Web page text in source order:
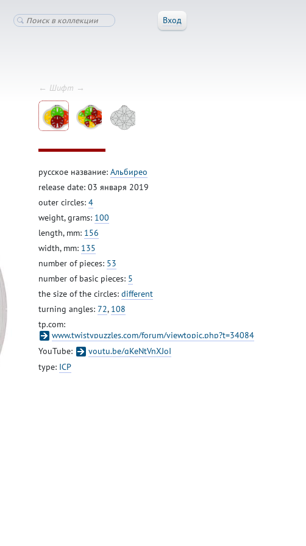
Вход
← Шифт →
русское название: Альбирео
release date: 03 января 2019
outer circles: 4
weight, grams: 100
length, mm: 156
width, mm: 135
number of pieces: 53
number of basic pieces: 5
the size of the circles: different
turning angles: 72, 108
tp.com:
www.twistypuzzles.com/forum/viewtopic.php?t=34084
YouTube:
youtu.be/qKeNtVnXJoI
type: ICP